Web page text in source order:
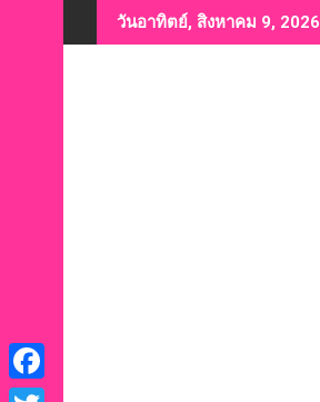
to
วันอาทิตย์, สิงหาคม 9, 2026
F